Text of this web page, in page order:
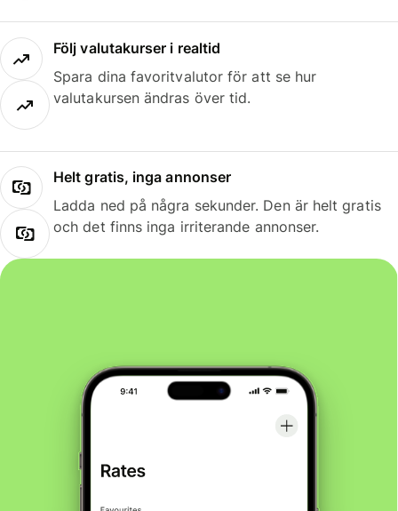
Följ valutakurser i realtid
Spara dina favoritvalutor för att se hur
valutakursen ändras över tid.
Helt gratis, inga annonser
Ladda ned på några sekunder. Den är helt gratis
och det finns inga irriterande annonser.